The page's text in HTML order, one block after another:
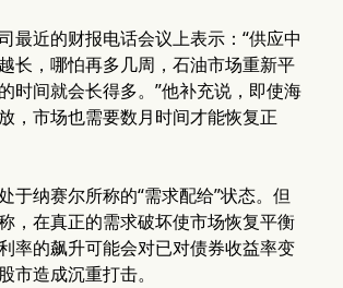
最近的财报电话会议上表示：“供应中
长，哪怕再多几周，石油市场重新平
时间就会长得多。”他补充说，即使海
，市场也需要数月时间才能恢复正
于纳赛尔所称的“需求配给”状态。但
，在真正的需求破坏使市场恢复平衡
率的飙升可能会对已对债券收益率变
市造成沉重打击。